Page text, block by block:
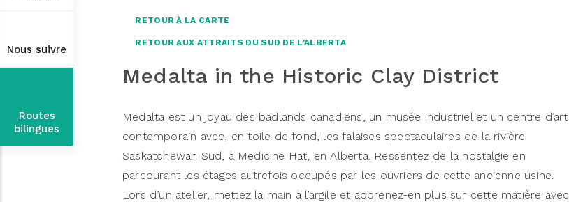
Nous suivre
Routes
bilingues
RETOUR À LA CARTE
RETOUR AUX ATTRAITS DU SUD DE L'ALBERTA
Medalta in the Historic Clay District
Medalta est un joyau des badlands canadiens, un musée industriel et un centre d’art
contemporain avec, en toile de fond, les falaises spectaculaires de la rivière
Saskatchewan Sud, à Medicine Hat, en Alberta. Ressentez de la nostalgie en
parcourant les étages autrefois occupés par les ouvriers de cette ancienne usine.
Lors d’un atelier, mettez la main à l’argile et apprenez-en plus sur cette matière avec